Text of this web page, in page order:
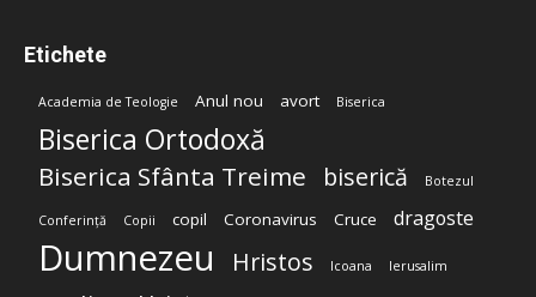
Etichete
Academia de Teologie Anul nou avort Biserica
Biserica Ortodoxă
Biserica Sfânta Treime biserică Botezul
Conferință Copii copil Coronavirus Cruce dragoste
Dumnezeu Hristos Icoana Ierusalim